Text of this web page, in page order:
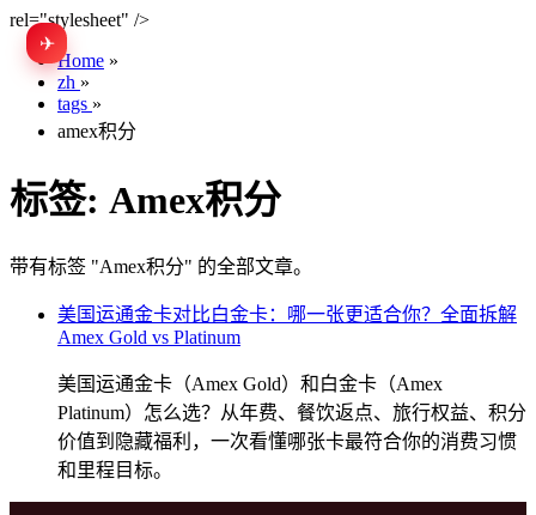
rel="stylesheet" />
✈
Home »
zh »
tags »
amex积分
标签: Amex积分
带有标签 "Amex积分" 的全部文章。
美国运通金卡对比白金卡：哪一张更适合你？全面拆解
Amex Gold vs Platinum
美国运通金卡（Amex Gold）和白金卡（Amex
Platinum）怎么选？从年费、餐饮返点、旅行权益、积分
价值到隐藏福利，一次看懂哪张卡最符合你的消费习惯
和里程目标。